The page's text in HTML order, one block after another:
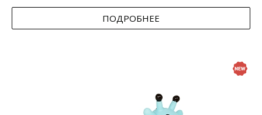
ПОДРОБНЕЕ